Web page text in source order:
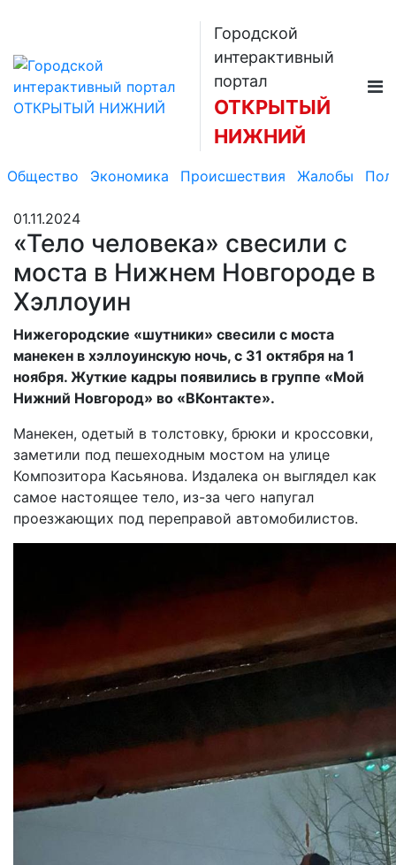
Городской
интерактивный
портал
ОТКРЫТЫЙ
НИЖНИЙ
Общество Экономика Происшествия Жалобы
01.11.2024
«Тело человека» свесили с
моста в Нижнем Новгороде в
Хэллоуин
Нижегородские «шутники» свесили с моста
манекен в хэллоуинскую ночь, с 31 октября на 1
ноября. Жуткие кадры появились в группе «Мой
Нижний Новгород» во «ВКонтакте».
Манекен, одетый в толстовку, брюки и кроссовки,
заметили под пешеходным мостом на улице
Композитора Касьянова. Издалека он выглядел как
самое настоящее тело, из-за чего напугал
проезжающих под переправой автомобилистов.